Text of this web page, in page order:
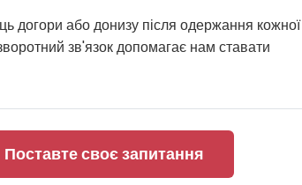
догори або донизу після одержання кожної
зв'язок допомагає нам ставати
Поставте своє запитання